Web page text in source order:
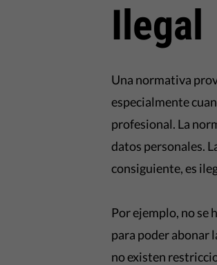
Ilegal
Una normativa
especialmente
profesional. La
datos personales.
consiguiente, es
Por ejemplo, no se
para poder abonar
no existen